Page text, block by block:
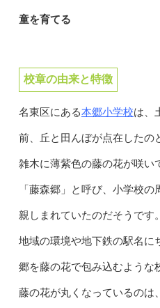
童を育てる
校章の由来と特徴
名東区にある本郷小学校は、
前、丘と田んぼが点在したの
雑木に薄紫色の藤の花が咲い
「藤森郷」と呼び、小学校
親しまれていたのだそうです。
地域の環境や地下鉄の駅名に
郷を藤の花で包み込むような
藤の花が丸くなっているのは